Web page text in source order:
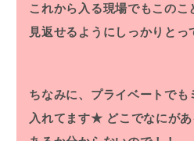
これから入る現場でもこのこ
見返せるようにしっかりとっ
ちなみに、プライベートでも
入れてます★ どこでなにが